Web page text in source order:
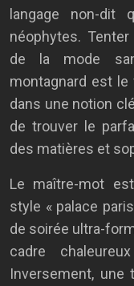
langage non-dit
néophytes.
de la mode
montagnard est
dans une notion
de trouver le
des matières et
Le maître-mot est
style « palace
de soirée ultra-
cadre
Inversement, une